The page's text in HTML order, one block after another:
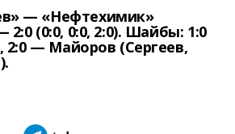
— «Нефтехимик»
(0:0, 0:0, 2:0). Шайбы: 1:0
2:0 — Майоров (Сергеев,